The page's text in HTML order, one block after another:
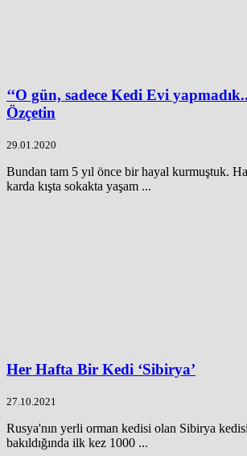
‘‘O gün, sadece Kedi Evi
Özçetin
29.01.2020
Bundan tam 5 yıl önce bir hayal kurmuştuk.
karda kışta sokakta yaşam ...
Her Hafta Bir Kedi ‘Sibirya’
27.10.2021
Rusya'nın yerli orman kedisi olan Sibirya
bakıldığında ilk kez 1000 ...